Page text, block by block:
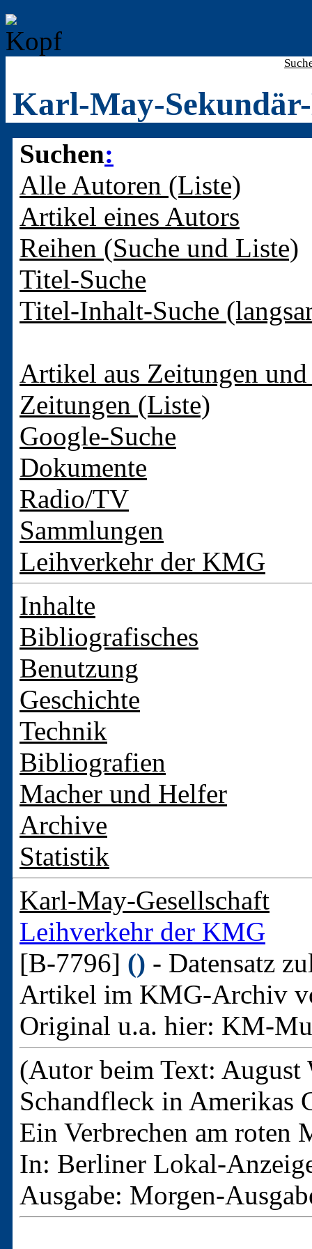
Karl-May-
Suchen:
Alle Autoren (Liste)
Artikel eines Autors
Reihen (Suche und Liste)
Titel-Suche
Titel-Inhalt-Suche
Artikel aus Zeitungen
Zeitungen (Liste)
Google-Suche
Dokumente
Radio/TV
Sammlungen
Leihverkehr der KMG
Inhalte
Bibliografisches
Benutzung
Geschichte
Technik
Bibliografien
Macher und Helfer
Archive
Statistik
Karl-May-Gesellschaft
Leihverkehr der KMG
[B-7796] () - Datensatz
Artikel im KMG-Archiv
Original u.a. hier: KM-
(Autor beim Text: August
Schandfleck in Amerikas
Ein Verbrechen am roten
In: Berliner Lokal-
Ausgabe: Morgen-